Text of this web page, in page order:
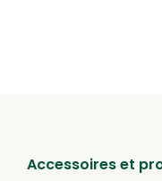
Accessoires et